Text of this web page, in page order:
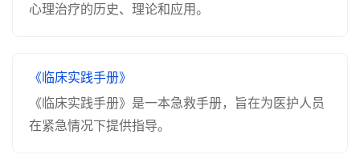
心理治疗的历史、理论和应用。
《临床实践手册》
《临床实践手册》是一本急救手册，旨在为医护人员
在紧急情况下提供指导。